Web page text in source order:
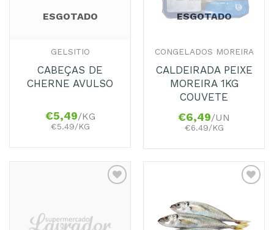
ESGOTADO
GELSITIO
CABEÇAS DE
CHERNE AVULSO
€5,49/KG
€5.49/KG
ESGOTADO
CONGELADOS MOREIRA
CALDEIRADA PEIXE
MOREIRA 1KG
COUVETE
€6,49/UN
€6.49/KG
Favoritos
Favoritos